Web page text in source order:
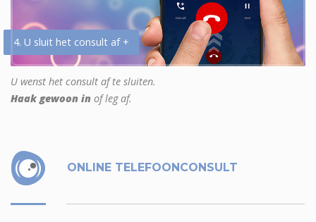
4. U sluit het consult af +
U wenst het consult af te sluiten.
Haak gewoon in of leg af.
ONLINE TELEFOONCONSULT